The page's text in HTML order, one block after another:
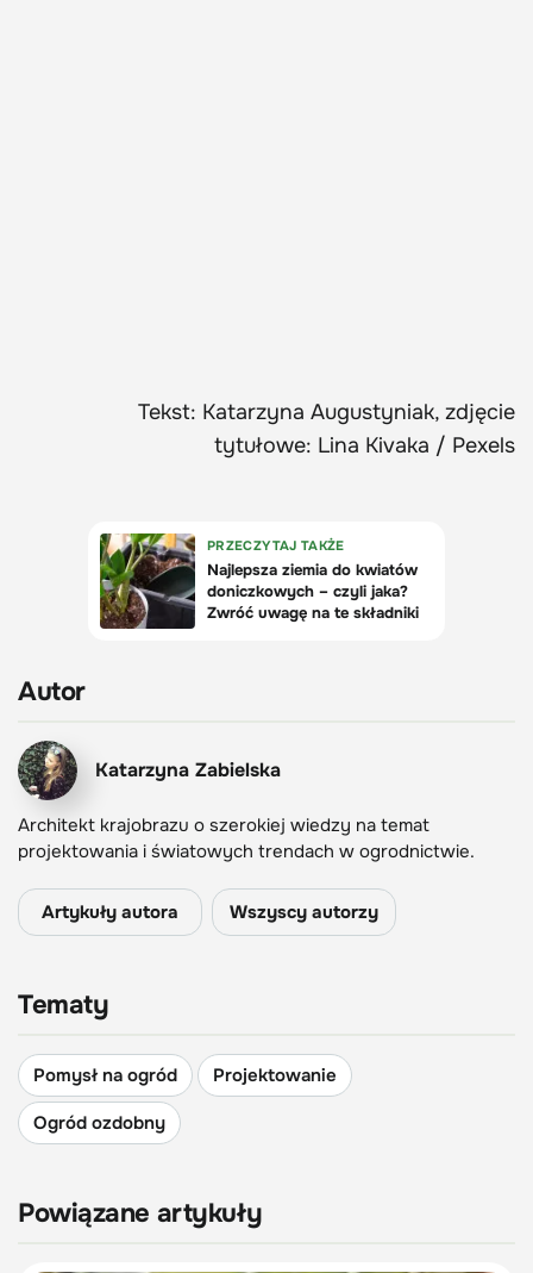
Tekst: Katarzyna Augustyniak, zdjęcie
tytułowe: Lina Kivaka / Pexels
Autor
Katarzyna Zabielska
Architekt krajobrazu o szerokiej wiedzy na temat
projektowania i światowych trendach w ogrodnictwie.
Artykuły autora Wszyscy autorzy
Tematy
Pomysł na ogród
Projektowanie
Ogród ozdobny
Powiązane artykuły